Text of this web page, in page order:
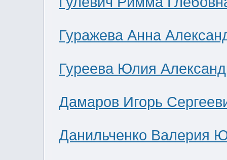
Гуражева Анна
Гуреева Юлия
Дамаров Игорь
Данильченко Валерия